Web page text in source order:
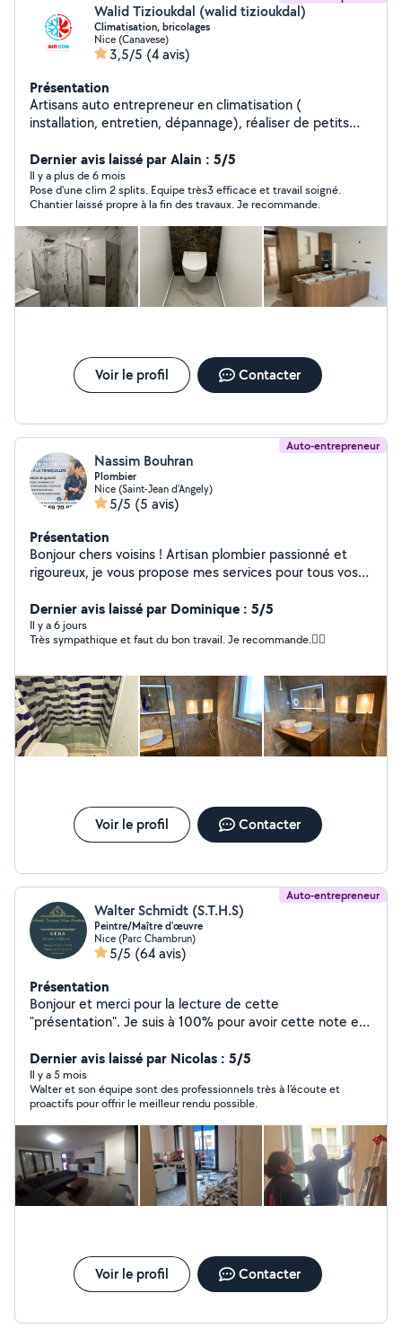
Walid Tizioukdal (walid tizioukdal)
Climatisation, bricolages
Nice (Canavese)
3,5/5 (4 avis)
Présentation
Artisans auto entrepreneur en climatisation (
installation, entretien, dépannage), réaliser de petits
pour un travail propres et professionnel.
Dernier avis laissé par Alain : 5/5
Il y a plus de 6 mois
Pose d'une clim 2 splits. Equipe très3 efficace et travail soigné.
Chantier laissé propre à la fin des travaux. Je recommande.
Voir le profil Contacter
Auto-entrepreneur
Nassim Bouhran
Plombier
Nice (Saint-Jean d'Angely)
5/5 (5 avis)
Présentation
Bonjour chers voisins ! Artisan plombier passionné et
rigoureux, je vous propose mes services pour tous vos
travail propre, rapide et au juste prix. Mes services :
Dépannage 7j/7 : Recherche de fuites, débouchage de
canalisations, réparation de chasse d'eau, ballons d'eau
robinetterie, pose de sanitaires, rénovation complète
de salle de bain. Chauffage : Entretien et installation de
radiateurs. Pourquoi me faire confiance ? Intervention
rapide et devis gratuit avant travaux. Matériel de qualité
et respect des normes. Sérieux, réactivité et
Dernier avis laissé par Dominique : 5/5
Il y a 6 jours
Très sympathique et faut du bon travail. Je recommande.👌🏾
Voir le profil Contacter
Auto-entrepreneur
Walter Schmidt (S.T.H.S)
Peintre/Maître d'œuvre
Nice (Parc Chambrun)
5/5 (64 avis)
Présentation
Bonjour et merci pour la lecture de cette
"présentation". Je suis à 100% pour avoir cette note et
en confiance. Le reste est un feeling indépendant de
nos volontés. Je réponds à l'urgence et tiens les délais,
si réaliste, je ne vends ni rêves ni tapis même si ouvert à
la négociation. Samy pour la clim, Clément pour
l'électricité et le reste de l'équipe formée et qualifiée
pour réaliser vos demandes avec professionnalisme. Je
m'occupe de tout de A à Z. Maître d'œuvre/Conducteur
de Travaux Si je like votre annonce c'est que je ne peux
y répondre. Dans ce cas, envoyez une demande privée
directement m'appeler,mon numéro est sur la photo de
profil. Si vous lisez encore Probable que la chute soit
radicale Poète dans l'âme,papa,mari heureux Pour vos
bon choix ? Appelez-moi
Dernier avis laissé par Nicolas : 5/5
Il y a 5 mois
Walter et son équipe sont des professionnels très à l’écoute et
proactifs pour offrir le meilleur rendu possible.
Voir le profil Contacter